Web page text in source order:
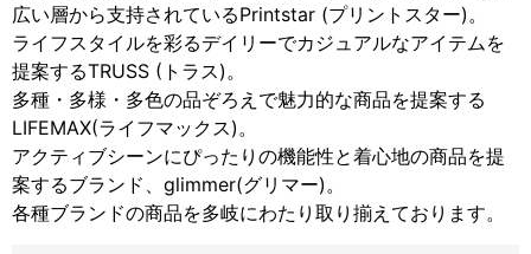
広い層から支持されているPrintstar (プリントスター)。
ライフスタイルを彩るデイリーでカジュアルなアイテムを
提案するTRUSS (トラス)。
多種・多様・多色の品ぞろえで魅力的な商品を提案する
LIFEMAX(ライフマックス)。
アクティブシーンにぴったりの機能性と着心地の商品を提
案するブランド、glimmer(グリマー)。
各種ブランドの商品を多岐にわたり取り揃えております。